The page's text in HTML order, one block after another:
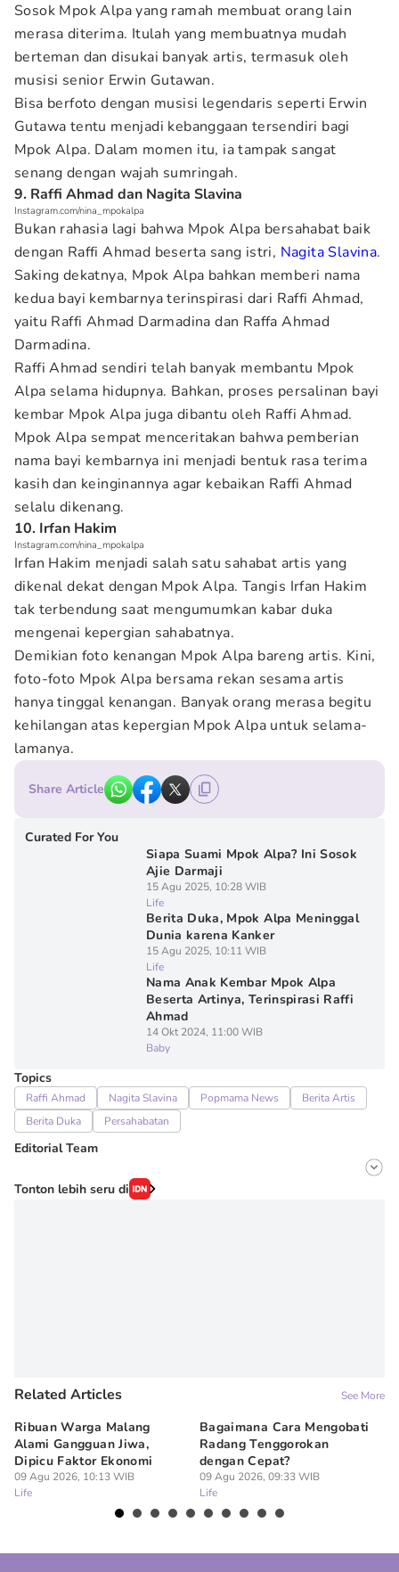
Sosok Mpok Alpa yang ramah membuat orang lain
merasa diterima. Itulah yang membuatnya mudah
berteman dan disukai banyak artis, termasuk oleh
musisi senior Erwin Gutawan.
Bisa berfoto dengan musisi legendaris seperti Erwin
Gutawa tentu menjadi kebanggaan tersendiri bagi
Mpok Alpa. Dalam momen itu, ia tampak sangat
senang dengan wajah sumringah.
9. Raffi Ahmad dan Nagita Slavina
Instagram.com/nina_mpokalpa
Bukan rahasia lagi bahwa Mpok Alpa bersahabat baik
dengan Raffi Ahmad beserta sang istri, Nagita Slavina.
Saking dekatnya, Mpok Alpa bahkan memberi nama
kedua bayi kembarnya terinspirasi dari Raffi Ahmad,
yaitu Raffi Ahmad Darmadina dan Raffa Ahmad
Darmadina.
Raffi Ahmad sendiri telah banyak membantu Mpok
Alpa selama hidupnya. Bahkan, proses persalinan bayi
kembar Mpok Alpa juga dibantu oleh Raffi Ahmad.
Mpok Alpa sempat menceritakan bahwa pemberian
nama bayi kembarnya ini menjadi bentuk rasa terima
kasih dan keinginannya agar kebaikan Raffi Ahmad
selalu dikenang.
10. Irfan Hakim
Instagram.com/nina_mpokalpa
Irfan Hakim menjadi salah satu sahabat artis yang
dikenal dekat dengan Mpok Alpa. Tangis Irfan Hakim
tak terbendung saat mengumumkan kabar duka
mengenai kepergian sahabatnya.
Demikian foto kenangan Mpok Alpa bareng artis. Kini,
foto-foto Mpok Alpa bersama rekan sesama artis
hanya tinggal kenangan. Banyak orang merasa begitu
kehilangan atas kepergian Mpok Alpa untuk selama-
lamanya.
Share Article
Curated For You
Siapa Suami Mpok Alpa? Ini Sosok
Ajie Darmaji
15 Agu 2025, 10:28 WIB
Life
Berita Duka, Mpok Alpa Meninggal
Dunia karena Kanker
15 Agu 2025, 10:11 WIB
Life
Nama Anak Kembar Mpok Alpa
Beserta Artinya, Terinspirasi Raffi
Ahmad
14 Okt 2024, 11:00 WIB
Baby
Topics
Raffi Ahmad Nagita Slavina Popmama News
Berita Artis
Berita Duka
Persahabatan
Editorial Team
Editor
Tonton lebih seru di
Related Articles See More
Ribuan Warga Malang
Alami Gangguan Jiwa,
Dipicu Faktor Ekonomi
09 Agu 2026, 10:13 WIB
Life
Bagaimana Cara Mengobati
Radang Tenggorokan
dengan Cepat?
09 Agu 2026, 09:33 WIB
Life